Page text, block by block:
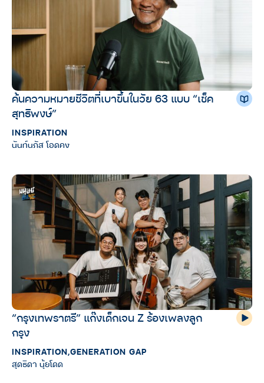
ค้นความหมายชีวิตที่เบาขึ้นในวัย 63 แบบ “เช็ค
สุทธิพงษ์”
INSPIRATION
นันท์นภัส โอดคง
“กรุงเทพราตรี” แก๊งเด็กเจน Z ร้องเพลงลูก
กรุง
INSPIRATION,GENERATION GAP
สุดธิดา นุ้ยโดด